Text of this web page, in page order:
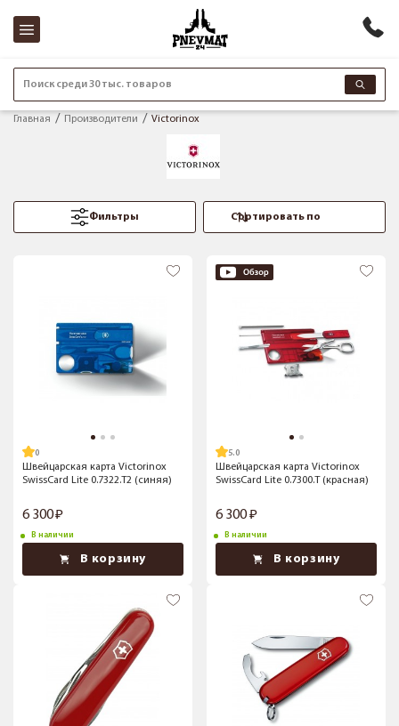
Поиск среди 30 тыс. товаров
Главная Производители Victorinox
Фильтры
Швейцарская карта Victorinox
SwissCard Lite 0.7322.T2 (синяя)
6 300
В наличии
В корзину
5.0
Швейцарская карта Victorinox
SwissCard Lite 0.7300.T (красная)
6 300
В наличии
В корзину